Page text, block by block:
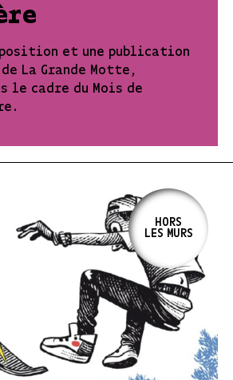
et une publication
La Grande Motte,
le cadre du Mois de
HORS
LES MURS